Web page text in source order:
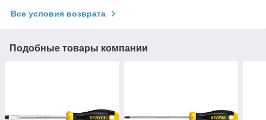
Все условия возврата
Подобные товары компании